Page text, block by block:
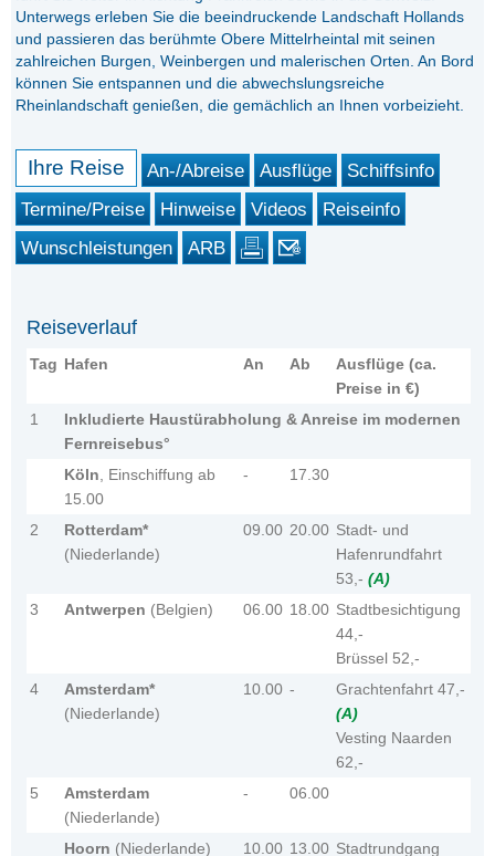
Unterwegs erleben Sie die beeindruckende Landschaft Hollands
und passieren das berühmte Obere Mittelrheintal mit seinen
zahlreichen Burgen, Weinbergen und malerischen Orten. An Bord
können Sie entspannen und die abwechslungsreiche
Rheinlandschaft genießen, die gemächlich an Ihnen vorbeizieht.
Ihre Reise An-/Abreise Ausflüge
Schiffsinfo
Termine/Preise
Hinweise Videos
Reiseinfo
Wunschleistungen
ARB
Reiseverlauf
Tag Hafen An Ab
Ausflüge (ca.
Preise in €)
1
Inkludierte Haustürabholung & Anreise im modernen
Fernreisebus°
Köln, Einschiffung ab
15.00
- 17.30
2
Rotterdam*
(Niederlande)
09.00 20.00 Stadt- und
Hafenrundfahrt
53,-(A)
3
Antwerpen (Belgien) 06.00 18.00 Stadtbesichtigung
44,-
Brüssel 52,-
4
Amsterdam*
(Niederlande)
10.00 -
Grachtenfahrt 47,-
(A)
Vesting Naarden
62,-
5
Amsterdam
(Niederlande)
- 06.00
Hoorn (Niederlande) 10.00 13.00 Stadtrundgang